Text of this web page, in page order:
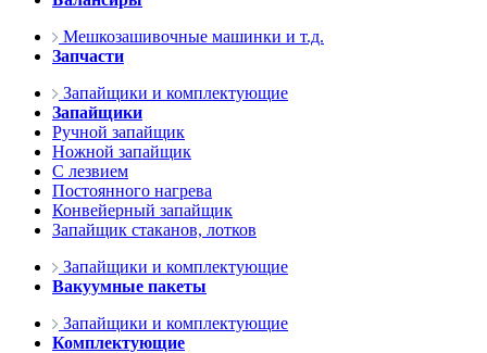
Мешкозашивочные машинки и т.д.
Запчасти
Запайщики и комплектующие
Запайщики
Ручной запайщик
Ножной запайщик
С лезвием
Постоянного нагрева
Конвейерный запайщик
Запайщик стаканов, лотков
Запайщики и комплектующие
Вакуумные пакеты
Запайщики и комплектующие
Комплектующие